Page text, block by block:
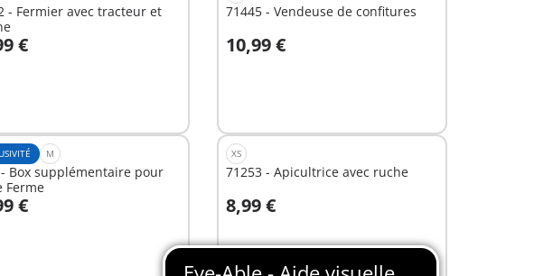
- Fermier avec tracteur et
€
panier
71445 - Vendeuse de confitures
10,99 €
Au panier
M
- Box supplémentaire pour
Ferme
€
panier
XS
71253 - Apicultrice avec ruche
8,99 €
Au panier